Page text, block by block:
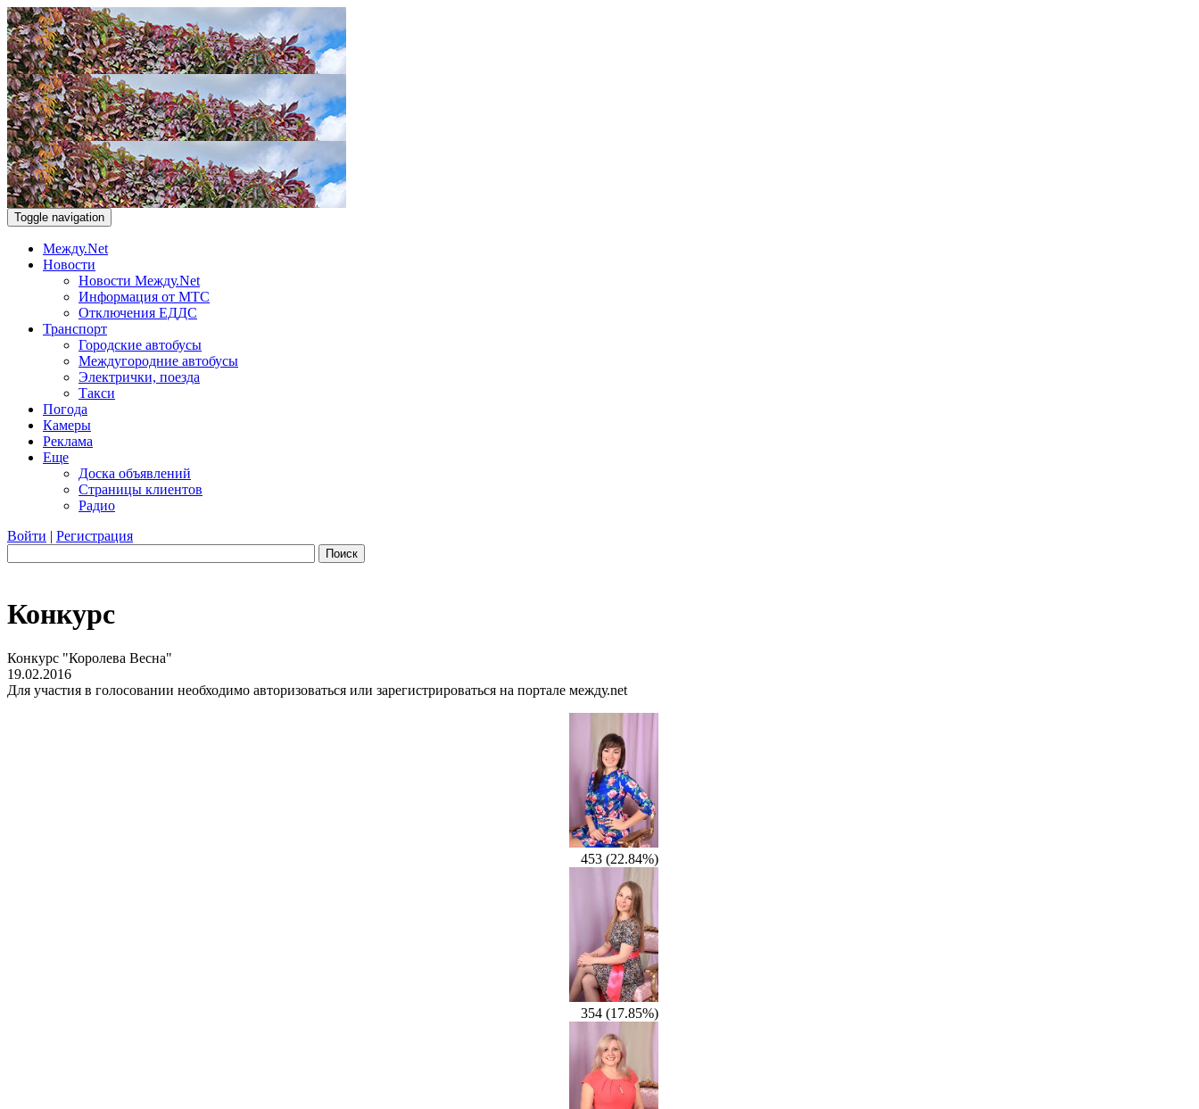
Toggle navigation
Между.Net
Новости
Новости Между.Net
Информация от МТС
Отключения ЕДДС
Транспорт
Городские автобусы
Междугородние автобусы
Электрички, поезда
Такси
Погода
Камеры
Реклама
Еще
Доска объявлений
Страницы клиентов
Радио
Войти | Регистрация
Поиск
Конкурс
Конкурс "Королева Весна"
19.02.2016
Для участия в голосовании необходимо авторизоваться или зарегистрироваться на портале между.net
453 (22.84%)
354 (17.85%)